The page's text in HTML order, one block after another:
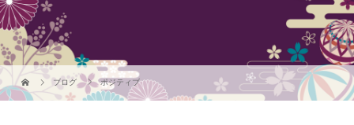
ブログ ポジティブ